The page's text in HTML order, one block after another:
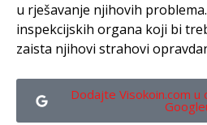
u rješavanje njihovih
inspekcijskih organa koji bi
zaista njihovi strahovi
Dodajte Visokoin.com u